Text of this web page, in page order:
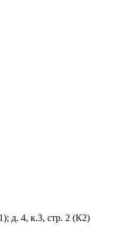
д. 4, к.3, стр. 2 (К2)